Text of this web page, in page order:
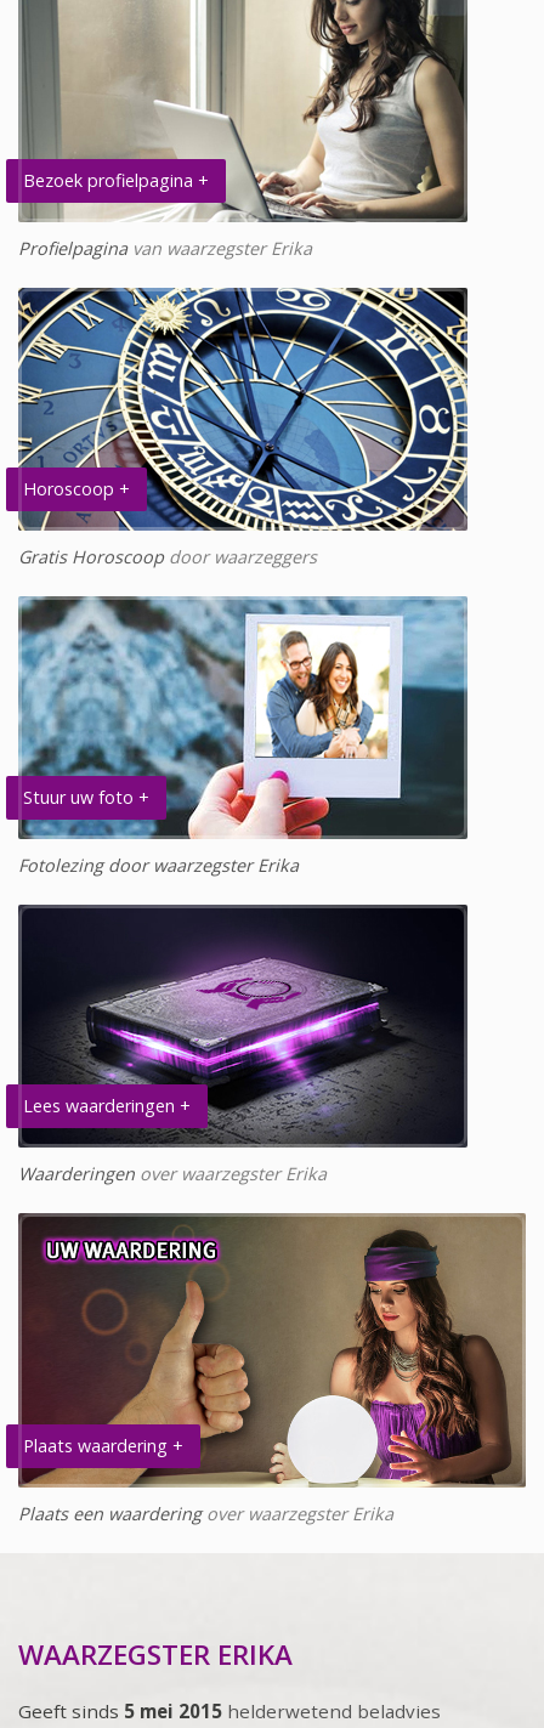
Bezoek profielpagina +
Profielpagina van waarzegster Erika
Horoscoop +
Gratis Horoscoopdoor waarzeggers
Stuur uw foto +
Fotolezing door waarzegster Erika
Lees waarderingen +
Waarderingen over waarzegster Erika
Plaats waardering +
Plaats een waarderingover waarzegster Erika
WAARZEGSTER ERIKA
Geeft sinds 5 mei 2015 helderwetend beladvies